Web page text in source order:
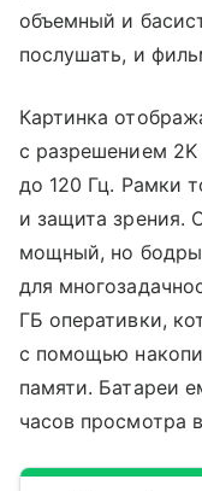
объемный и
послушать, и
Картинка
с разрешением 2K
до 120 Гц. Рамки
и защита зрения.
мощный, но
для
ГБ оперативки,
с помощью
памяти. Батареи
часов просмотра